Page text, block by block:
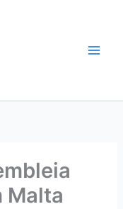
Malta